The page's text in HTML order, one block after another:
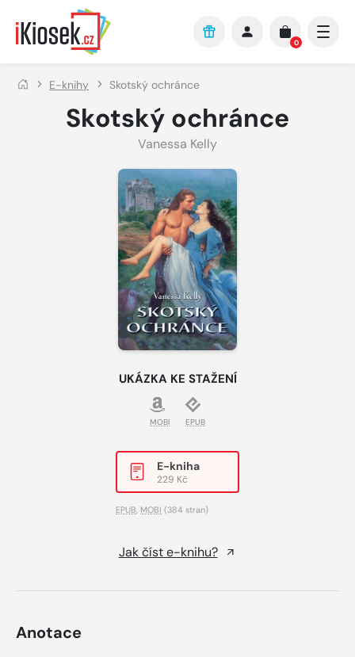
Přejít na hlavní obsah
0
E-knihy Skotský ochránce
Skotský ochránce
Vanessa Kelly
UKÁZKA KE STAŽENÍ
MOBI EPUB
E-kniha
229 Kč
EPUB, MOBI (384 stran)
Jak číst e-knihu?
Anotace